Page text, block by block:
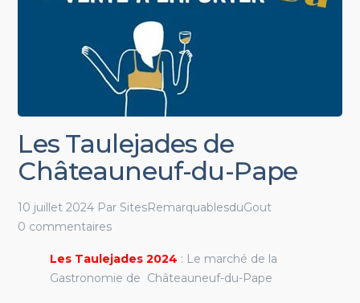
Les Taulejades de
Châteauneuf-du-Pape
10 juillet 2024 Par SitesRemarquablesduGout
0 commentaires
Les Taulejades 2024 : Le marché de la
Gastronomie de Châteauneuf-du-Pape